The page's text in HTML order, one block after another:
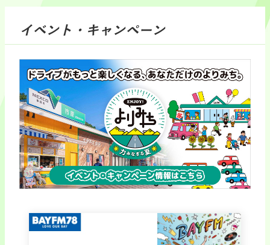
イベント・キャンペーン